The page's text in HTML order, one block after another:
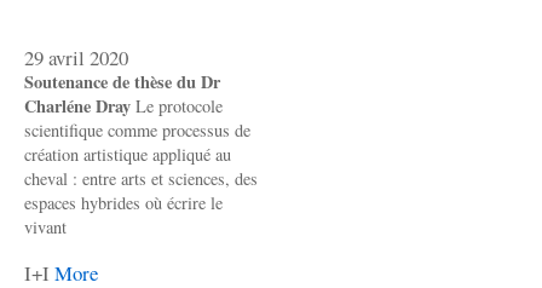
29 avril 2020
Soutenance de thèse du Dr
Charléne Dray Le protocole
scientifique comme processus de
création artistique appliqué au
cheval : entre arts et sciences, des
espaces hybrides où écrire le
vivant
I+I More